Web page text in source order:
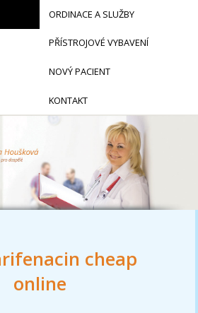
cheap
online
ORDINACE A SLUŽBY
PŘÍSTROJOVÉ VYBAVENÍ
NOVÝ PACIENT
KONTAKT